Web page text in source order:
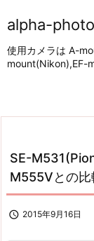
alpha-
使用カメラは A-
mount(Nikon),EF-
SE-
M555Vとの比
 2015年9月16日